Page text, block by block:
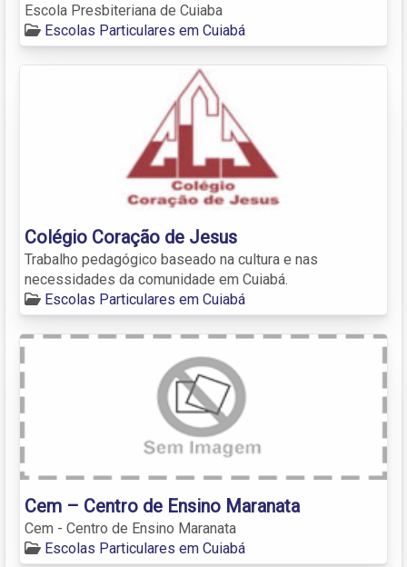
Escola Presbiteriana de Cuiaba
Escolas Particulares em Cuiabá
Colégio Coração de Jesus
Trabalho pedagógico baseado na cultura e nas
necessidades da comunidade em Cuiabá.
Escolas Particulares em Cuiabá
Cem – Centro de Ensino Maranata
Cem - Centro de Ensino Maranata
Escolas Particulares em Cuiabá